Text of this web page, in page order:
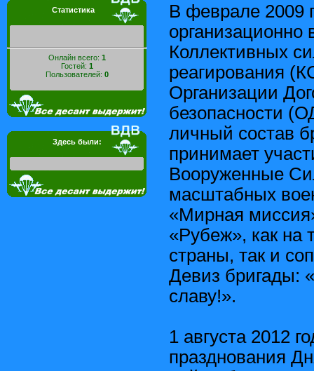
Статистика
Онлайн всего: 1
Гостей: 1
Пользователей: 0
Здесь были:
В феврале 2009
организационно
Коллективных
реагирования
Организации
безопасности
личный состав
принимает
Вооруженные
масштабных
«Мирная
«Рубеж», как на
страны, так и
Девиз бригады:
славу!».
1 августа 2012
празднования